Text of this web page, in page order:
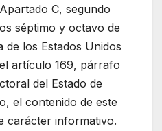
C, segundo
séptimo y octavo de
de los Estados Unidos
artículo 169, párrafo
del Estado de
el contenido de este
carácter informativo.